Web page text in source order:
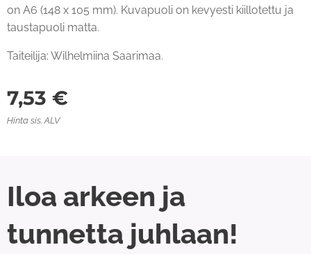
on A6 (148 x 105 mm). Kuvapuoli on kevyesti kiillotettu ja
taustapuoli matta.
Taiteilija: Wilhelmiina Saarimaa.
7,53 €
Hinta sis. ALV
Iloa arkeen ja
tunnetta juhlaan!